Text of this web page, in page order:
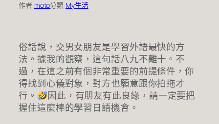
作者:moto分類:My生活
俗話說，交男女朋友是學習外語最快的方
法。據我的觀察，這句話八九不離十。不
過，在這之前有個非常重要的前提條件，你
得找到心儀對象，對方也願意跟你拍拖才
行。
因此，有朋友有此良緣，請一定要把
握住這麼棒的學習日語機會。